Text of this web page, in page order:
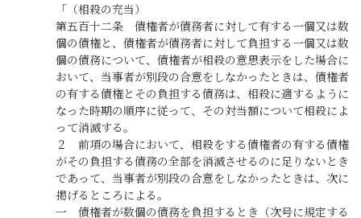
「（相殺の充当）
第五百十二条 債権者が債務者に対して有する一個又は数
個の債権と、債権者が債務者に対して負担する一個又は数
個の債務について、債権者が相殺の意思表示をした場合に
おいて、当事者が別段の合意をしなかったときは、債権者
の有する債権とその負担する債務は、相殺に適するように
なった時期の順序に従って、その対当額について相殺によ
って消滅する。
２ 前項の場合において、相殺をする債権者の有する債権
がその負担する債務の全部を消滅させるのに足りないとき
であって、当事者が別段の合意をしなかったときは、次に
掲げるところによる。
一 債権者が数個の債務を負担するとき（次号に規定する